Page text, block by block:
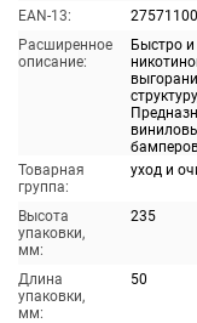
EAN-13:
27571100
Расширенное
описание:
Быстро
Товарная
группа:
уход и
Высота
упаковки,
мм:
235
Длина
упаковки,
мм:
50